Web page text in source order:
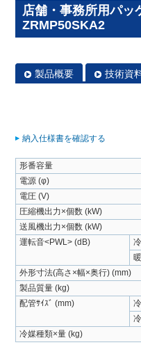
店舗・事務所用パッ
ZRMP50SKA2
製品概要 技術資
納入仕様書を確認する
形番容量
電源 (φ)
電圧 (V)
圧縮機出力×個数 (kW)
送風機出力×個数 (kW)
運転音<PWL> (dB)
外形寸法(高さ×幅×奥行) (mm)
製品質量 (kg)
配管ｻｲｽﾞ (mm)
冷媒種類×量 (kg)